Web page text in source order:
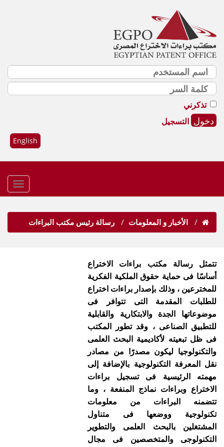
تذكرني
التسجيل
English
الأخبار و المعلومات رسالة رئيس مكتب البراءات
تتمثل رسالة مكتب براءات الاختراع
أساسًا فى حماية حقوق الملكية الفكرية
للمخترعين ، وذلك بإصدار براءات اختراع
للطلبات المقدمة التى تتوافر فى
موضوعاتها الجدة والابتكارية والقابلية
للتطبيق الصناعى ، وقد تطور المكتب
فى ظل تبعيته لأكاديمية البحث العلمى
والتكنولوجيا ليكون مصدرًا من مصادر
نقل المعرفة التكنولوجية بالإضافة إلى
مهمته الرئيسية فى تسجيل براءات
الاختراع وبراءات نماذج المنفعة ، وما
تتضمنه البراءات من معلومات
تكنولوجية ووضعها فى متناول
المشتغلين بالبحث العلمى والتطوير
التكنولوجى والمتخصصين فى مجال